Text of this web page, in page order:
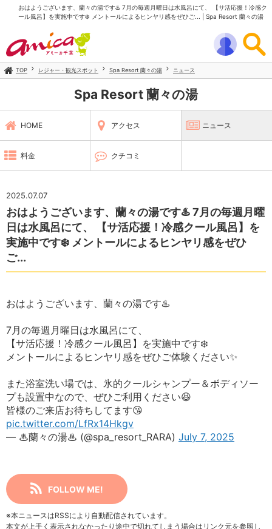
おはようございます、蘭々の湯です♨️ 7月の毎週月曜日は水風呂にて、 【サ活応援！冷感ク
ール風呂】を実施中です❄️ メントールによるヒンヤリ感をぜひご... | Spa Resort 蘭々の湯
TOP レジャー・観光スポット Spa Resort 蘭々の湯 ニュース
Spa Resort 蘭々の湯
HOME アクセス ニュース
料金 クチコミ
2025.07.07
おはようございます、蘭々の湯です♨️ 7月の毎週月曜
日は水風呂にて、 【サ活応援！冷感クール風呂】を
実施中です❄️ メントールによるヒンヤリ感をぜひ
ご...
おはようございます、蘭々の湯です♨️
7月の毎週月曜日は水風呂にて、
【サ活応援！冷感クール風呂】を実施中です❄️
メントールによるヒンヤリ感をぜひご体験ください✨
また浴室洗い場では、氷的クールシャンプー＆ボディソー
プも設置中なので、ぜひご利用ください😆
皆様のご来店お待ちしてます😘
pic.twitter.com/LfRx14Hkgv
— ♨蘭々の湯♨ (@spa_resort_RARA) July 7, 2025
FOLLOW ME!
※本ニュースはRSSにより自動配信されています。
本文が上手く表示されなかったり途中で切れてしまう場合はリンク元を参照し